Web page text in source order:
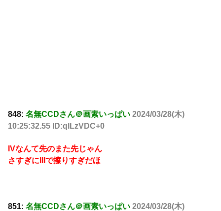
848: 名無CCDさん＠画素いっぱい 2024/03/28(木)
10:25:32.55 ID:qlLzVDC+0
IVなんて先のまた先じゃん
さすぎにIIIで擦りすぎだほ
851: 名無CCDさん＠画素いっぱい 2024/03/28(木)